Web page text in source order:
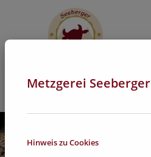
Metzgerei Seeberger
Hinweis zu Cookies